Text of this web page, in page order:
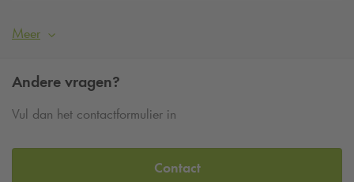
Meer
Andere vragen?
Vul dan het contactformulier in
Contact